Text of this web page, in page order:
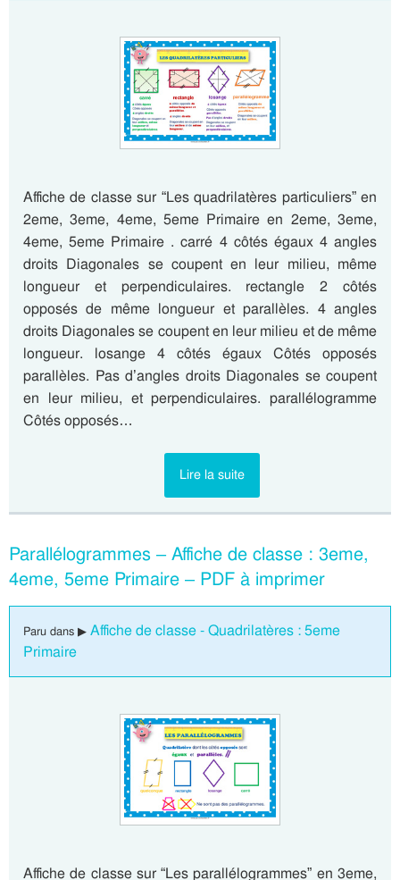
Affiche de classe sur “Les quadrilatères particuliers” en
2eme, 3eme, 4eme, 5eme Primaire en 2eme, 3eme,
4eme, 5eme Primaire . carré 4 côtés égaux 4 angles
droits Diagonales se coupent en leur milieu, même
longueur et perpendiculaires. rectangle 2 côtés
opposés de même longueur et parallèles. 4 angles
droits Diagonales se coupent en leur milieu et de même
longueur. losange 4 côtés égaux Côtés opposés
parallèles. Pas d’angles droits Diagonales se coupent
en leur milieu, et perpendiculaires. parallélogramme
Côtés opposés…
Lire la suite
Parallélogrammes – Affiche de classe : 3eme,
4eme, 5eme Primaire – PDF à imprimer
Paru dans ▶ Affiche de classe - Quadrilatères : 5eme
Primaire
Affiche de classe sur “Les parallélogrammes” en 3eme,